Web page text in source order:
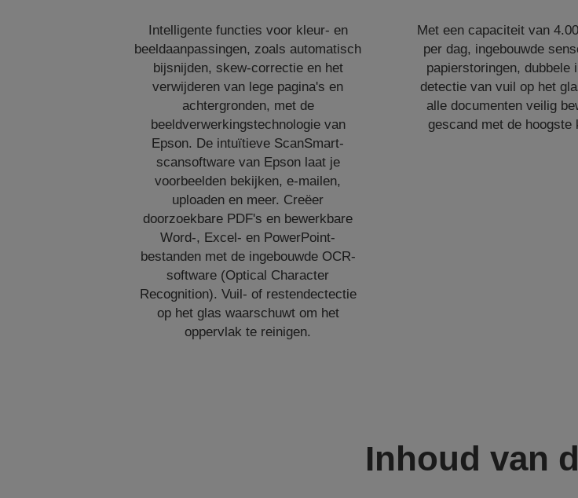
Intelligente functies voor kleur- en
beeldaanpassingen, zoals automatisch
bijsnijden, skew-correctie en het
verwijderen van lege pagina's en
achtergronden, met de
beeldverwerkingstechnologie van
Epson. De intuïtieve ScanSmart-
scansoftware van Epson laat je
voorbeelden bekijken, e-mailen,
uploaden en meer. Creëer
doorzoekbare PDF's en bewerkbare
Word-, Excel- en PowerPoint-
bestanden met de ingebouwde OCR-
software (Optical Character
Recognition). Vuil- of restendectectie
op het glas waarschuwt om het
oppervlak te reinigen.
Met een capaciteit van
per dag, ingebouwde
papierstoringen, dubbele
detectie van vuil op het
alle documenten veilig
gescand met de hoogste
Inhoud van